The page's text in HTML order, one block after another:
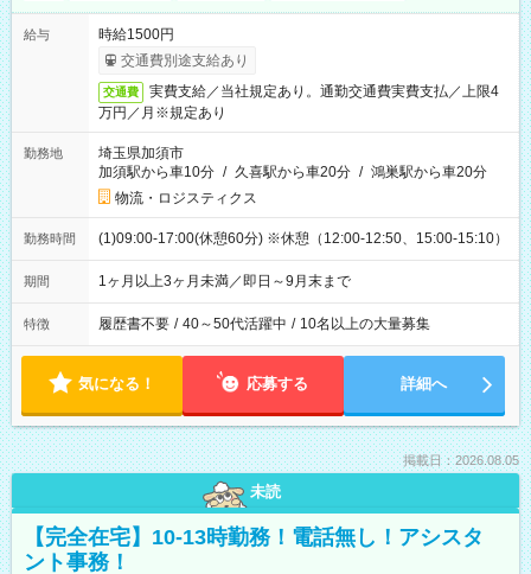
給与
時給1500円
交通費別途支給あり
交通費
実費支給／当社規定あり。通勤交通費実費支払／上限4
万円／月※規定あり
勤務地
埼玉県加須市
加須駅から車10分 / 久喜駅から車20分 / 鴻巣駅から車20分
物流・ロジスティクス
勤務時間 (1)09:00-17:00(休憩60分) ※休憩（12:00-12:50、15:00-15:10）
期間 1ヶ月以上3ヶ月未満／即日～9月末まで
特徴 履歴書不要 / 40～50代活躍中 / 10名以上の大量募集
気になる！ 応募する 詳細へ
掲載日：2026.08.05
未読
【完全在宅】10-13時勤務！電話無し！アシスタ
ント事務！